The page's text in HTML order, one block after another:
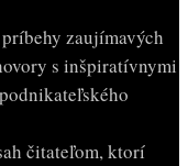
zaujímavých
s inšpiratívnymi
čitateľom, ktorí